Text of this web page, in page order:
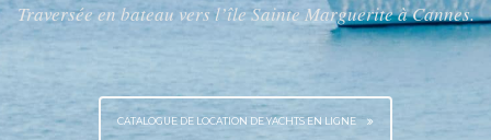
Traversée en bateau vers l’île Sainte Marguerite à Cannes.
CATALOGUE DE LOCATION DE YACHTS EN LIGNE